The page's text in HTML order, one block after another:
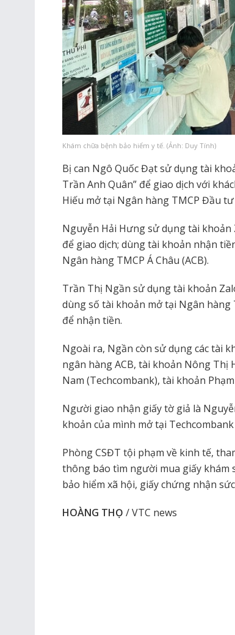
Khám chữa bệnh bảo hiểm y tế. (Ảnh: Duy Tính)
Bị can Ngô Quốc Đạt sử dụng tài
Trần Anh Quân” để giao dịch với
Hiếu mở tại Ngân hàng TMCP Đầu
Nguyễn Hải Hưng sử dụng tài khoản
để giao dịch; dùng tài khoản nhận
Ngân hàng TMCP Á Châu (ACB).
Trần Thị Ngần sử dụng tài khoản
dùng số tài khoản mở tại Ngân hàng
để nhận tiền.
Ngoài ra, Ngần còn sử dụng các tài
ngân hàng ACB, tài khoản Nông Thị
Nam (Techcombank), tài khoản
Người giao nhận giấy tờ giả là
khoản của mình mở tại
Phòng CSĐT tội phạm về kinh tế,
thông báo tìm người mua giấy khám
bảo hiểm xã hội, giấy chứng nhận
HOÀNG THỌ / VTC news